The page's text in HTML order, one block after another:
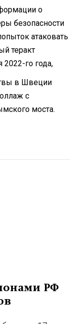
о
безопасности
атаковать
теракт
2022-го года,
в Швеции
с
моста.
РФ